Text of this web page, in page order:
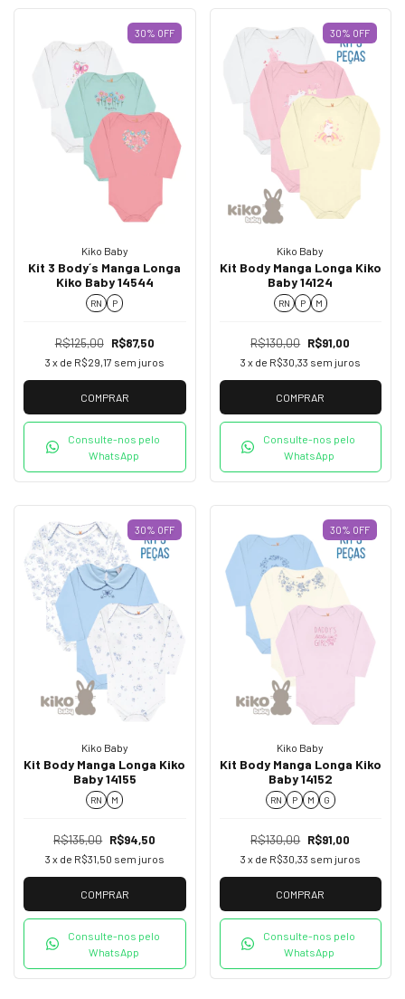
30% OFF
Kiko Baby
Kit 3 Body´s Manga Longa
Kiko Baby 14544
RN P
R$125,00 R$87,50
3 x de R$29,17 sem juros
COMPRAR
Consulte-nos pelo
WhatsApp
30% OFF
Kiko Baby
Kit Body Manga Longa Kiko
Baby 14124
RN P M
R$130,00 R$91,00
3 x de R$30,33 sem juros
COMPRAR
Consulte-nos pelo
WhatsApp
30% OFF
Kiko Baby
Kit Body Manga Longa Kiko
Baby 14155
RN M
R$135,00 R$94,50
3 x de R$31,50 sem juros
COMPRAR
Consulte-nos pelo
WhatsApp
30% OFF
Kiko Baby
Kit Body Manga Longa Kiko
Baby 14152
RN P M G
R$130,00 R$91,00
3 x de R$30,33 sem juros
COMPRAR
Consulte-nos pelo
WhatsApp